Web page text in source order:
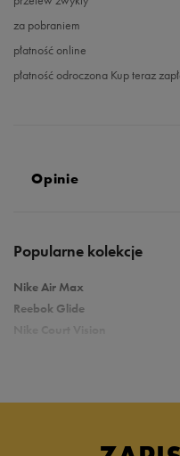
za pobraniem
płatność online
płatność odroczona Kup teraz
Opinie
Popularne kolekcje
Nike Air Max
Reebok Glide